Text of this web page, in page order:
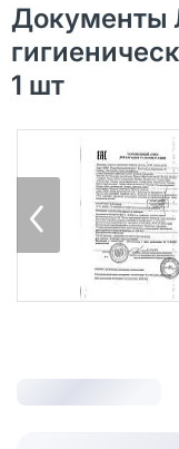
Документы
1 шт